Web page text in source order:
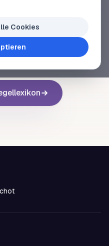
Nächster Begriff
Cookies